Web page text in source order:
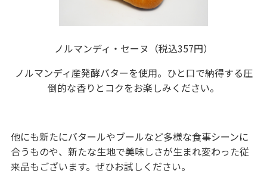
ノルマンディ・セーヌ（税込357円）
ノルマンディ産発酵バターを使用。ひと口で納得する圧
倒的な香りとコクをお楽しみください。
他にも新たにバタールやブールなど多様な食事シーンに
合うものや、新たな生地で美味しさが生まれ変わった従
来品もございます。ぜひお試しください。